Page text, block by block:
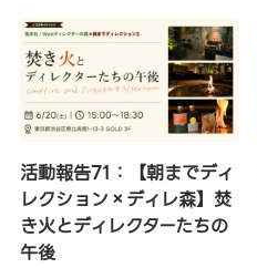
活動報告71：【朝までディ
レクション×ディレ森】焚
き火とディレクターたちの
午後